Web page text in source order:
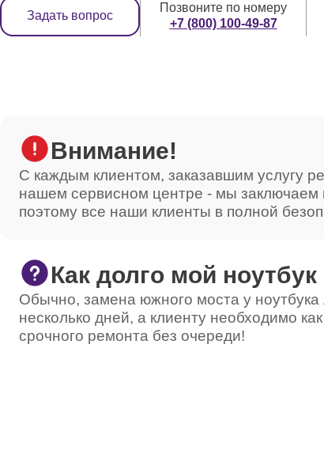
Задать вопрос
Позвоните по номеру
+7 (800) 100-49-87
Внимание!
С каждым клиентом, заказавшим услугу
нашем сервисном центре - мы заключаем
поэтому все наши клиенты в полной
Как долго мой
Обычно, замена южного моста у ноутбука
несколько дней, а клиенту необходимо
срочного ремонта без очереди!